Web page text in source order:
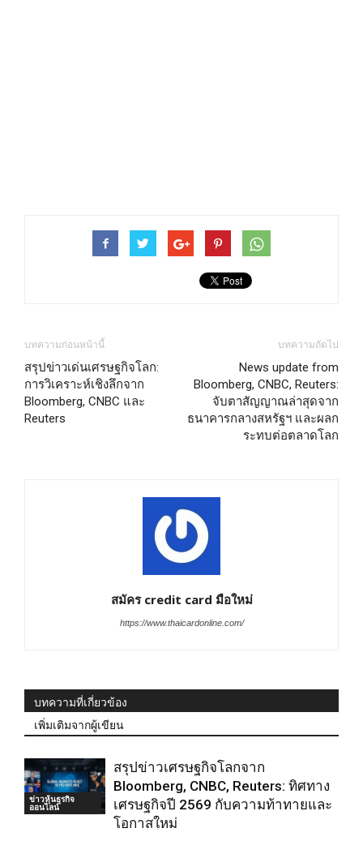
บทความก่อนหน้านี้
สรุปข่าวเด่นเศรษฐกิจโลก:
การวิเคราะห์เชิงลึกจาก
Bloomberg, CNBC และ
Reuters
บทความถัดไป
News update from
Bloomberg, CNBC, Reuters:
จับตาสัญญาณล่าสุดจาก
ธนาคารกลางสหรัฐฯ และผลก
ระทบต่อตลาดโลก
สมัคร credit card มือใหม่
https://www.thaicardonline.com/
บทความที่เกี่ยวข้อง
เพิ่มเติมจากผู้เขียน
ข่าวหุ้นธุรกิจ
ออนไลน์
สรุปข่าวเศรษฐกิจโลกจาก
Bloomberg, CNBC, Reuters: ทิศทาง
เศรษฐกิจปี 2569 กับความท้าทายและ
โอกาสใหม่